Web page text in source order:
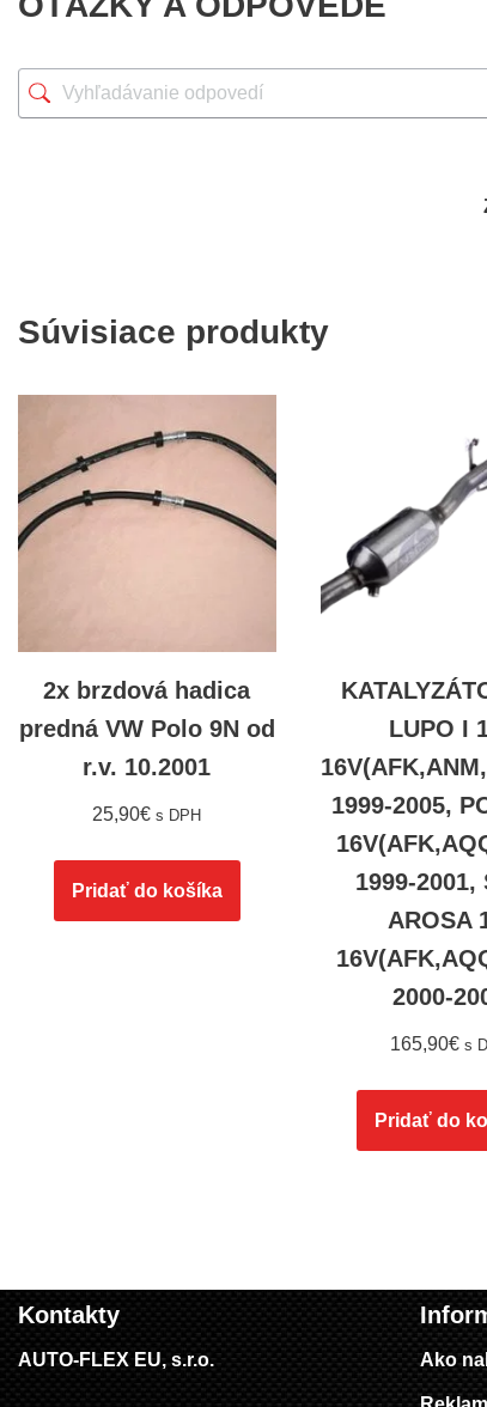
Súvisiace produkty
2x brzdová hadica
predná VW Polo 9N od
r.v. 10.2001
25,90€ s DPH
Pridať do košíka
LUPO I
1999-2005,
1999-2001,
AROSA
2000-
165,90€ s
Pridať do
Kontakty
AUTO-FLEX EU, s.r.o. Ako